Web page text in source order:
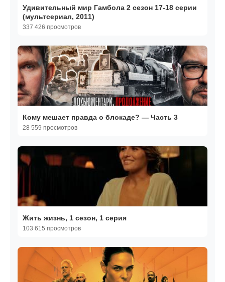
Удивительный мир Гамбола 2 сезон 17-18 серии
(мультсериал, 2011)
337 426 просмотров
Кому мешает правда о блокаде? — Часть 3
28 559 просмотров
Жить жизнь, 1 сезон, 1 серия
103 615 просмотров